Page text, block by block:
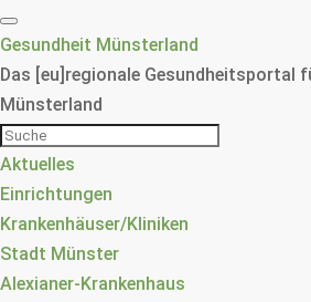
Gesundheit Münsterland
Das [eu]regionale Gesundheitsportal
Münsterland
Aktuelles
Einrichtungen
Krankenhäuser/Kliniken
Stadt Münster
Alexianer-Krankenhaus